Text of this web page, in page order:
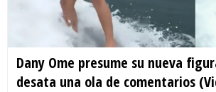
Dany Ome presume su nueva
desata una ola de comentarios